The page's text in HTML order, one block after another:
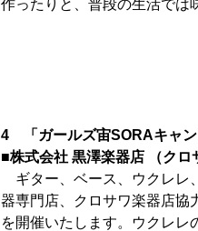
作ったりと、普段の生活では
4 「ガールズ宙SORAキャ
■株式会社 黒澤楽器店 （クロ
ギター、ベース、ウクレレ
器専門店、クロサワ楽器店協
を開催いたします。ウクレレ